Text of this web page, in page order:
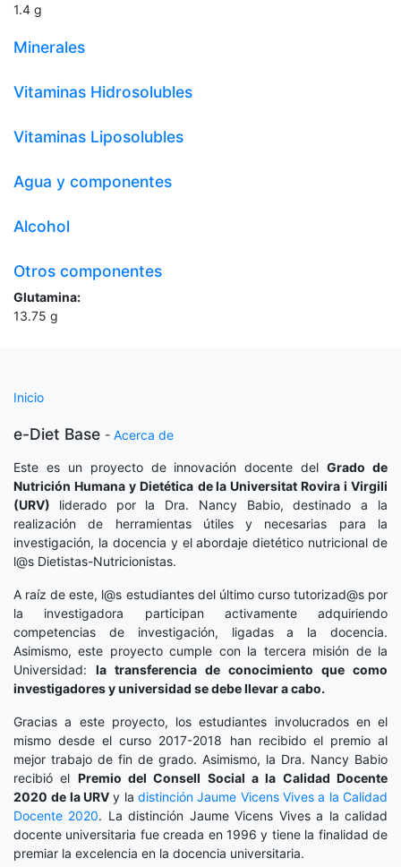
1.4 g
Minerales
Vitaminas Hidrosolubles
Vitaminas Liposolubles
Agua y componentes
Alcohol
Otros componentes
Glutamina:
13.75 g
Inicio
e-Diet Base - Acerca de
Este es un proyecto de innovación docente delGrado de
Nutrición Humana y Dietética de la Universitat Rovira i Virgili
(URV) liderado por la Dra. Nancy Babio, destinado a la
realización de herramientas útiles y necesarias para la
investigación, la docencia y el abordaje dietético nutricional de
l@s Dietistas-Nutricionistas.
A raíz de este, l@s estudiantes del último curso tutorizad@s por
la investigadora participan activamente adquiriendo
competencias de investigación, ligadas a la docencia.
Asimismo, este proyecto cumple con la tercera misión de la
Universidad: la transferencia de conocimiento que como
investigadores y universidad se debe llevar a cabo.
Gracias a este proyecto, los estudiantes involucrados en el
mismo desde el curso 2017-2018 han recibido el premio al
mejor trabajo de fin de grado. Asimismo, la Dra. Nancy Babio
recibió el Premio del Consell Social a la Calidad Docente
2020 de la URV y ladistinción Jaume Vicens Vives a la Calidad
Docente 2020. La distinción Jaume Vicens Vives a la calidad
docente universitaria fue creada en 1996 y tiene la finalidad de
premiar la excelencia en la docencia universitaria.